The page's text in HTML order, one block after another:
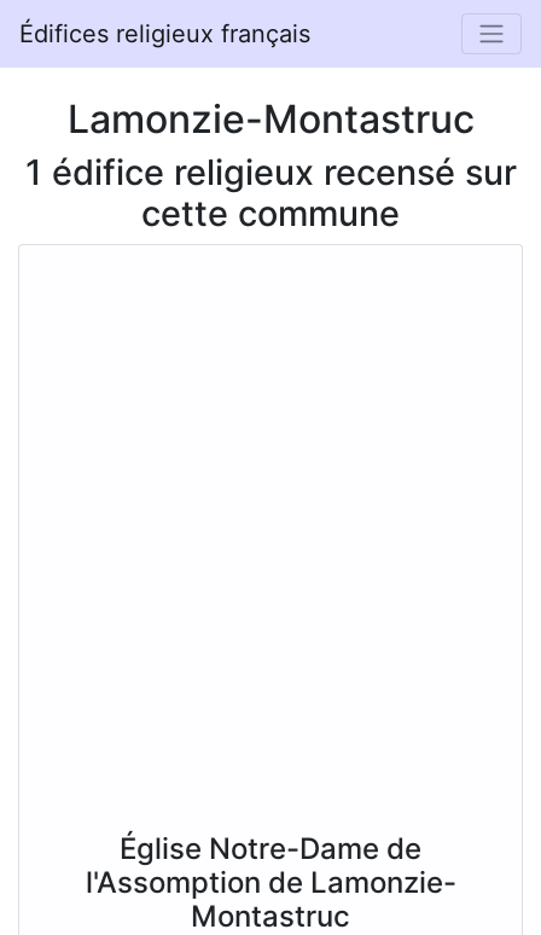
Édifices religieux français
Lamonzie-Montastruc
1 édifice religieux recensé sur
cette commune
Église Notre-Dame de
l'Assomption de Lamonzie-
Montastruc